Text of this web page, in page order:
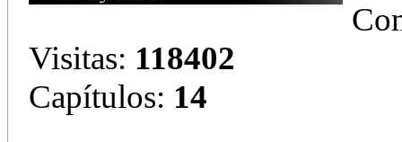
Visitas: 118402
Capítulos: 14